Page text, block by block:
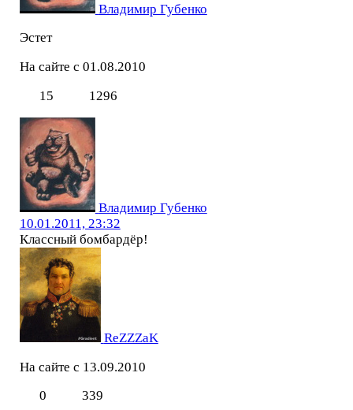
Владимир Губенко
Эстет
На сайте с 01.08.2010
15
1296
Владимир Губенко
10.01.2011, 23:32
Классный бомбардёр!
ReZZZaK
На сайте с 13.09.2010
0
339